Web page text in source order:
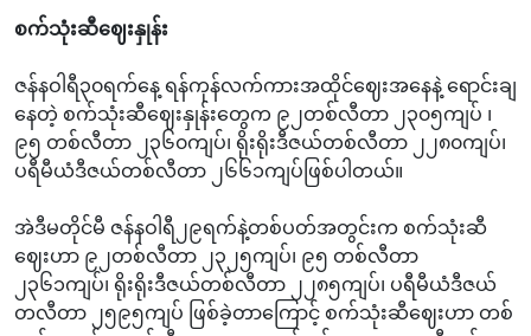
စက်သုံးဆီဈေးနှုန်း
ဇန်နဝါရီ၃၀ရက်နေ့ ရန်ကုန်လက်ကားအထိုင်ဈေးအနေနဲ့ ရောင်းချ
နေတဲ့ စက်သုံးဆီဈေးနှုန်းတွေက ၉၂တစ်လီတာ ၂၃၀၅ကျပ် ၊
၉၅ တစ်လီတာ ၂၃၆၀ကျပ်၊ ရိုးရိုးဒီဇယ်တစ်လီတာ ၂၂၈၀ကျပ်၊
ပရီမီယံဒီဇယ်တစ်လီတာ ၂၆၆၁ကျပ်ဖြစ်ပါတယ်။
အဲဒီမတိုင်မီ ဇန်နဝါရီ၂၉ရက်နဲ့တစ်ပတ်အတွင်းက စက်သုံးဆီ
ဈေးဟာ ၉၂တစ်လီတာ ၂၃၂၅ကျပ်၊ ၉၅ တစ်လီတာ
၂၃၆၁ကျပ်၊ ရိုးရိုးဒီဇယ်တစ်လီတာ ၂၂၈၅ကျပ်၊ ပရီမီယံဒီဇယ်
တလီတာ ၂၅၉၅ကျပ် ဖြစ်ခဲ့တာကြောင့် စက်သုံးဆီဈေးဟာ တစ်